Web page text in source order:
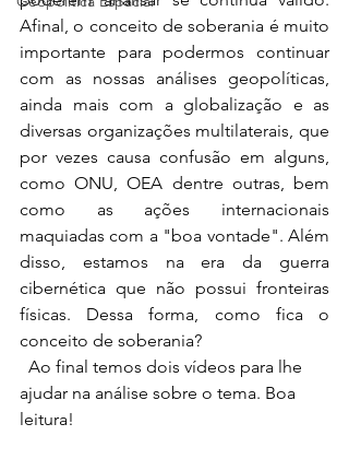
Afinal, o conceito de soberania é muito
importante para podermos continuar
com as nossas análises geopolíticas,
ainda mais com a globalização e as
diversas organizações multilaterais, que
por vezes causa confusão em alguns,
como ONU, OEA dentre outras, bem
como as ações internacionais
maquiadas com a "boa vontade". Além
disso, estamos na era da guerra
cibernética que não possui fronteiras
físicas. Dessa forma, como fica o
conceito de soberania?
ajudar na análise sobre o tema. Boa
leitura!